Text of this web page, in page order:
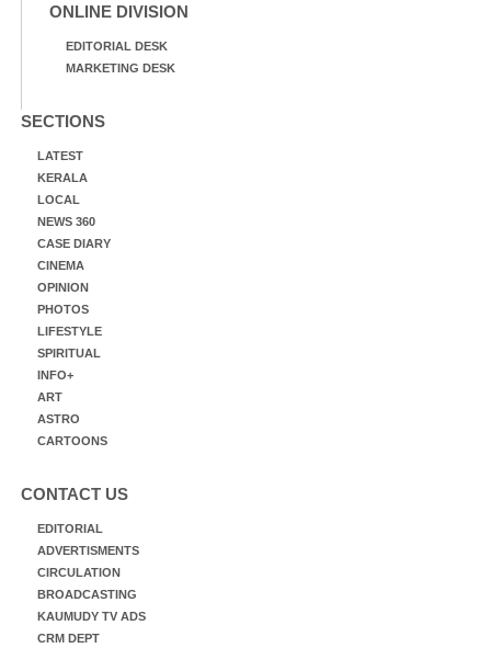
ONLINE DIVISION
EDITORIAL DESK
MARKETING DESK
SECTIONS
LATEST
KERALA
LOCAL
NEWS 360
CASE DIARY
CINEMA
OPINION
PHOTOS
LIFESTYLE
SPIRITUAL
INFO+
ART
ASTRO
CARTOONS
CONTACT US
EDITORIAL
ADVERTISMENTS
CIRCULATION
BROADCASTING
KAUMUDY TV ADS
CRM DEPT